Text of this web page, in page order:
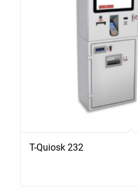
T-Quiosk 232